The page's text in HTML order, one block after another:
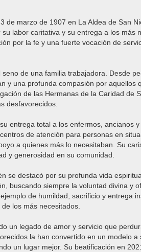
de marzo de 1907 en La Aldea de San
labor caritativa y su entrega a los más
por la fe y una fuerte vocación de
de una familia trabajadora. Desde
y una profunda compasión por aquellos
de las Hermanas de la Caridad de
desfavorecidos.
entrega total a los enfermos, ancianos
de atención para personas en
a quienes más lo necesitaban. Su
y generosidad en su comunidad.
se destacó por su profunda vida
buscando siempre la voluntad divina y
de humildad, sacrificio y entrega
los más necesitados.
un legado de amor y servicio que
la han convertido en un modelo a
un lugar mejor. Su beatificación en